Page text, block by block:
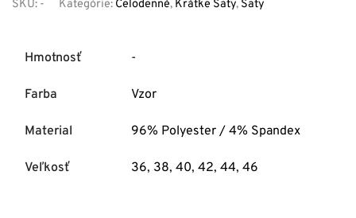
SKU: - Kategórie: Celodenné, Krátke Šaty, Šaty
Hmotnosť -
Farba Vzor
Material 96% Polyester / 4% Spandex
Veľkosť 36, 38, 40, 42, 44, 46